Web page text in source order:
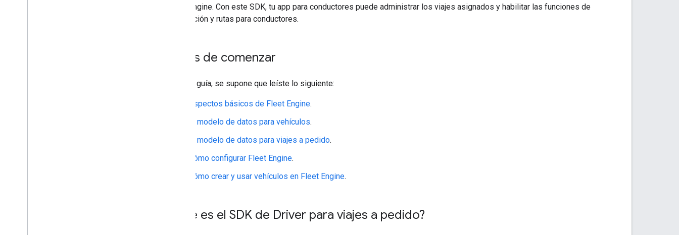
Fleet Engine. Con este SDK, tu app para conductores puede administrar los viajes asignados y habilitar las funciones de
navegación y rutas para conductores.
Antes de comenzar
En esta guía, se supone que leíste lo siguiente:
Aspectos básicos de Fleet Engine.
El modelo de datos para vehículos.
El modelo de datos para viajes a pedido.
Cómo configurar Fleet Engine.
Cómo crear y usar vehículos en Fleet Engine.
¿Qué es el SDK de Driver para viajes a pedido?